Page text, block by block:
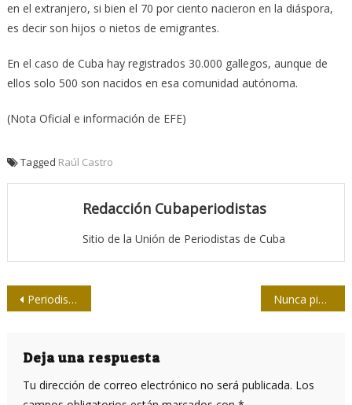
en el extranjero, si bien el 70 por ciento nacieron en la diáspora,
es decir son hijos o nietos de emigrantes.
En el caso de Cuba hay registrados 30.000 gallegos, aunque de
ellos solo 500 son nacidos en esa comunidad autónoma.
(Nota Oficial e información de EFE)
Tagged Raúl Castro
Redacción Cubaperiodistas
Sitio de la Unión de Periodistas de Cuba
Navegación
entradas
Periodista de The Guardian señalado por falsear Nunca pide perdón
Deja una respuesta
Tu dirección de correo electrónico no será publicada. Los